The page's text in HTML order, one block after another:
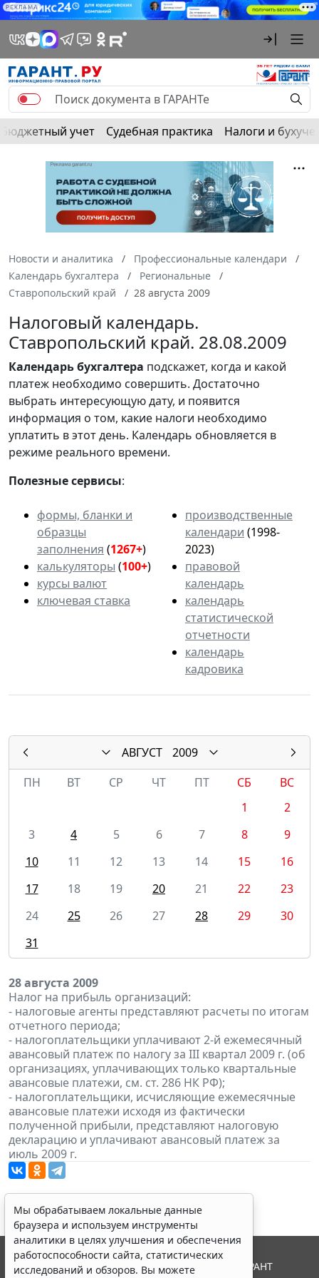
РЕКЛАМА
Бюджетный учет Судебная практика Налоги и
Новости и аналитика
Профессиональные календари
Календарь бухгалтера
Региональные
Ставропольский край
28 августа 2009
Налоговый календарь.
Ставропольский край. 28.08.2009
Календарьбухгалтера подскажет, когда и какой
платеж необходимо совершить. Достаточно
выбрать интересующую дату, и появится
информация о том, какие налоги необходимо
уплатить в этот день. Календарь обновляется в
режиме реального времени.
Полезные сервисы:
формы, бланки и
образцы
заполнения (1267+)
калькуляторы (100+)
курсы валют
ключевая ставка
производственные
календари (1998-
2023)
правовой
календарь
календарь
статистической
отчетности
календарь
кадровика
АВГУСТ
2009
ПН
ВТ СР ЧТ ПТ СБ
ВС
1
2
3
4 5 6 7 8
9
10
11 12 13 14 15
16
17
18 19 20 21 22
23
24
25 26 27 28 29
30
31
28 августа 2009
Налог на прибыль организаций:
- налоговые агенты представляют расчеты по итогам
отчетного периода;
- налогоплательщики уплачивают 2-й ежемесячный
авансовый платеж по налогу за III квартал 2009 г. (об
организациях, уплачивающих только квартальные
авансовые платежи, см. ст. 286 НК РФ);
- налогоплательщики, исчисляющие ежемесячные
авансовые платежи исходя из фактически
полученной прибыли, представляют налоговую
декларацию и уплачивают авансовый платеж за
июль 2009 г.
Мы обрабатываем локальные данные
браузера и используем инструменты
аналитики в целях улучшения и обеспечения
работоспособности сайта, статистических
исследований и обзоров. Вы можете
© ООО "НПП "ГАРАНТ-СЕРВИС", 2026. Система ГАРАНТ